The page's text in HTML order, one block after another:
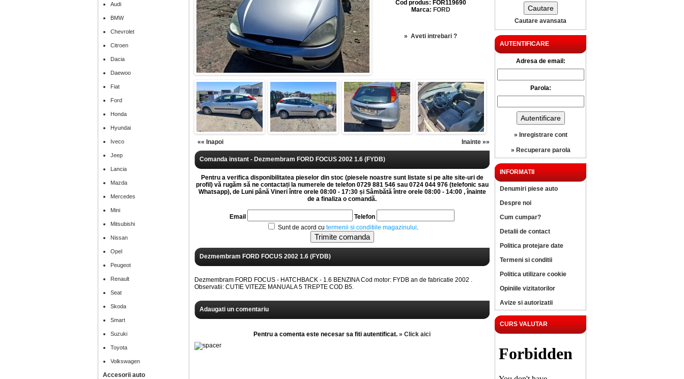
Audi
BMW
Chevrolet
Citroen
Dacia
Daewoo
Fiat
Ford
Honda
Hyundai
Iveco
Jeep
Lancia
Mazda
Mercedes
Mini
Mitsubishi
Nissan
Opel
Peugeot
Renault
Seat
Skoda
Smart
Suzuki
Toyota
Volkswagen
Accesorii auto
Cod produs: FOR119690
Marca: FORD
» Aveti intrebari ?
«« Inapoi Inainte »»
Comanda instant - Dezmembram FORD FOCUS 2002 1.6 (FYDB)
Pentru a verifica disponibilitatea pieselor din stoc (piesele noastre sunt listate si pe alte site-uri de
profil) vă rugăm să ne contactați la numerele de telefon 0729 881 546 sau 0724 044 976 (telefonic sau
Whatsapp), de Luni până Vineri între orele 08:00 - 17:30 și Sâmbătă între orele 08:00 - 14:00 , înainte
de a finaliza o comandă.
Email
Telefon
Sunt de acord cu termenii si conditiile magazinului.
Dezmembram FORD FOCUS 2002 1.6 (FYDB)
Dezmembram FORD FOCUS - HATCHBACK - 1.6 BENZINA Cod motor: FYDB an de fabricatie 2002 .
Observatii: CUTIE VITEZE MANUALA 5 TREPTE COD B5.
Adaugati un comentariu
Pentru a comenta este necesar sa fiti autentificat. » Click aici
Cautare avansata
AUTENTIFICARE
Adresa de email:
Parola:
» Inregistrare cont
» Recuperare parola
INFORMATII
Denumiri piese auto
Despre noi
Cum cumpar?
Detalii de contact
Politica protejare date
Termeni si conditii
Politica utilizare cookie
Opiniile vizitatorilor
Avize si autorizatii
CURS VALUTAR